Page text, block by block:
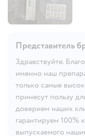
Представитель
Здравствуйте.
именно наш
только самые
принесут пользу
доверием наших
гарантируем 100%
выпускаемого